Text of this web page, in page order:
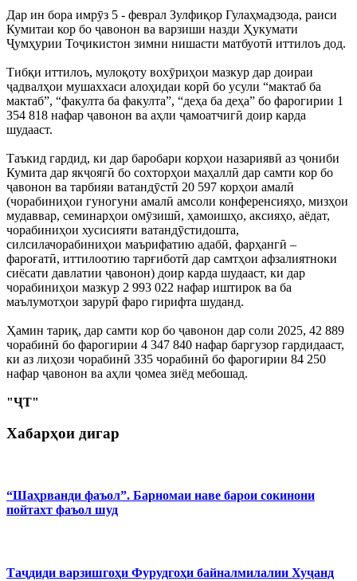
Дар ин бора имрӯз 5 - феврал Зулфиқор Гулаҳмадзода, раиси
Кумитаи кор бо ҷавонон ва варзиши назди Ҳукумати
Ҷумҳурии Тоҷикистон зимни нишасти матбуотӣ иттилоъ дод.
Тибқи иттилоъ, мулоқоту вохӯриҳои мазкур дар доираи
ҷадвалҳои мушаххаси алоҳидаи корӣ бо усули “мактаб ба
мактаб”, “факулта ба факулта”, “деҳа ба деҳа” бо фарогирии 1
354 818 нафар ҷавонон ва аҳли ҷамоатчигӣ доир карда
шудааст.
Таъкид гардид, ки дар баробари корҳои назариявӣ аз ҷониби
Кумита дар якҷоягӣ бо сохторҳои маҳаллӣ дар самти кор бо
ҷавонон ва тарбияи ватандӯстӣ 20 597 корҳои амалӣ
(чорабиниҳои гуногуни амалӣ амсоли конференсияҳо, мизҳои
мудаввар, семинарҳои омӯзишӣ, ҳамоишҳо, аксияҳо, аёдат,
чорабиниҳои хусисияти ватандӯстидошта,
силсилачорабиниҳои маърифатию адабӣ, фарҳангӣ –
фароғатӣ, иттилоотию тарғиботӣ дар самтҳои афзалиятноки
сиёсати давлатии ҷавонон) доир карда шудааст, ки дар
чорабиниҳои мазкур 2 993 022 нафар иштирок ва ба
маълумотҳои зарурӣ фаро гирифта шуданд.
Ҳамин тариқ, дар самти кор бо ҷавонон дар соли 2025, 42 889
чорабинӣ бо фарогирии 4 347 840 нафар баргузор гардидааст,
ки аз лиҳози чорабинӣ 335 чорабинӣ бо фарогирии 84 250
нафар ҷавонон ва аҳли ҷомеа зиёд мебошад.
"ҶТ"
Хабарҳои дигар
“Шаҳрванди фаъол”. Барномаи наве барои сокинони
пойтахт фаъол шуд
Таҷдиди варзишгоҳи Фурудгоҳи байналмилалии Хуҷанд